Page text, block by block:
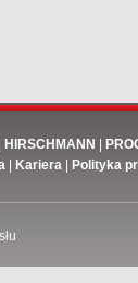
HIRSCHMANN
Kariera Polityka